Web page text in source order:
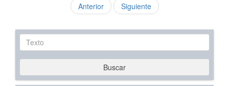
Anterior Siguiente
Texto
Buscar